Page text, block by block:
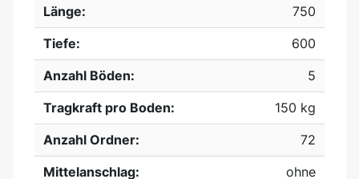
Länge:
750
Tiefe:
600
Anzahl Böden:
5
Tragkraft pro Boden:
150 kg
Anzahl Ordner:
72
Mittelanschlag:
ohne